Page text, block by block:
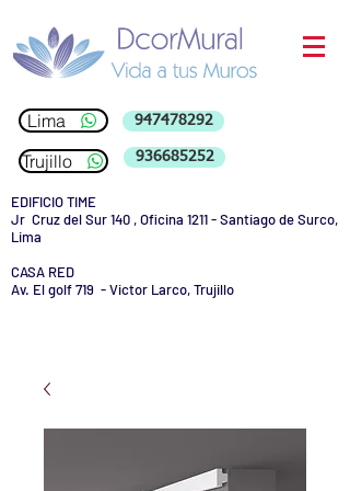
Lima 947478292
Trujillo 936685252
EDIFICIO TIME
Jr Cruz del Sur 140 , Oficina 1211 - Santiago de Surco,
Lima
CASA RED
Av. El golf 719 - Victor Larco, Trujillo